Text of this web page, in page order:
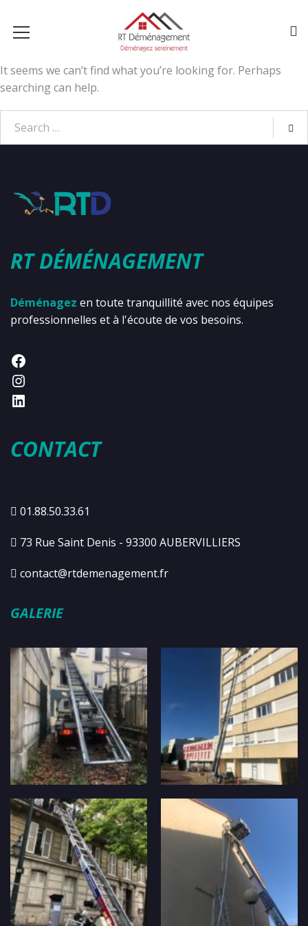
It seems we can’t find what you’re looking for. Perhaps
searching can help.
RT DÉMÉNAGEMENT
Déménagez en toute tranquillité avec nos équipes
professionnelles et à l'écoute de vos besoins.
CONTACT
01.88.50.33.61
73 Rue Saint Denis - 93300 AUBERVILLIERS
contact@rtdemenagement.fr
GALERIE